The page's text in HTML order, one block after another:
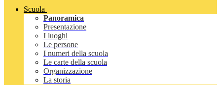
Scuola
Panoramica
Presentazione
I luoghi
Le persone
I numeri della scuola
Le carte della scuola
Organizzazione
La storia